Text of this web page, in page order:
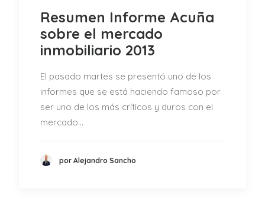
Resumen Informe Acuña
sobre el mercado
inmobiliario 2013
El pasado martes se presentó uno de los
informes que se está haciendo famoso por
ser uno de los más críticos y duros con el
mercado…
por Alejandro Sancho